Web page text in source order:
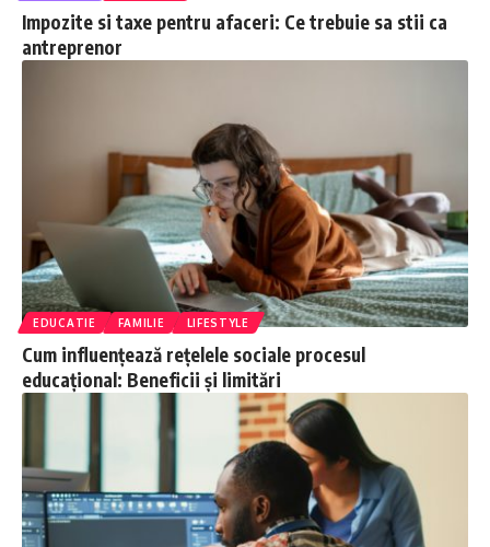
Impozite si taxe pentru afaceri: Ce trebuie sa stii ca
antreprenor
EDUCATIE FAMILIE LIFESTYLE
Cum influențează rețelele sociale procesul
educațional: Beneficii și limitări